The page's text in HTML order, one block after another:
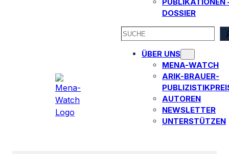
DOSSIER
SEARCH
ÜBER UNS
MENA-WATCH
ARIK-BRAUER-
AUTOREN​
NEWSLETTER
UNTERSTÜTZEN